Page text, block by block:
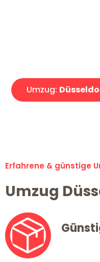
Umzug:
Erfahrene & günstige
Umzug